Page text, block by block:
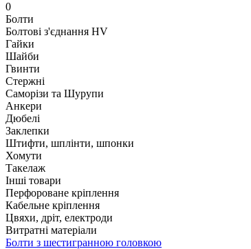
0
Болти
Болтові з'єднання HV
Гайки
Шайби
Гвинти
Стержні
Саморізи та Шурупи
Анкери
Дюбелі
Заклепки
Штифти, шплінти, шпонки
Хомути
Такелаж
Інші товари
Перфороване кріплення
Кабельне кріплення
Цвяхи, дріт, електроди
Витратні матеріали
Болти з шестигранною головкою